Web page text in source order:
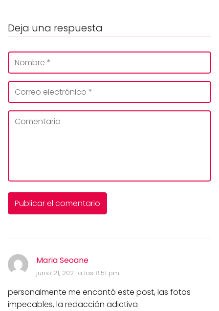
Maria Seoane
junio 21, 2021 a las 8:51 pm
personalmente me encantó este post, las fotos
impecables, la redacción adictiva
Deja una respuesta